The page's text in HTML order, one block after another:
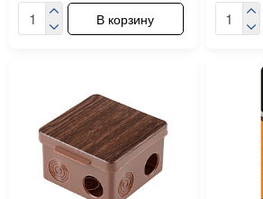
В корзину